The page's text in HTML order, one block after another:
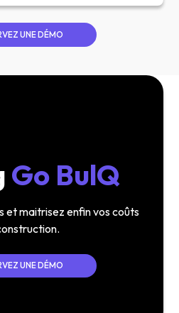
UNE DÉMO
Go BulQ
et maitrisez enfin vos coûts
UNE DÉMO